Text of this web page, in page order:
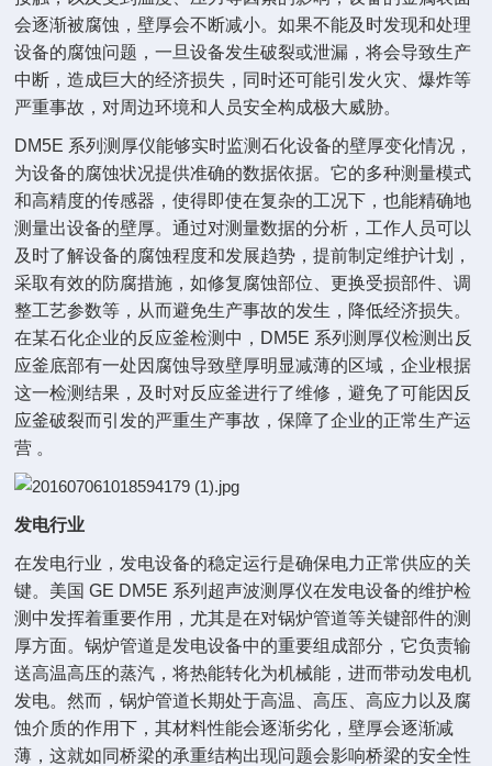
会逐渐被腐蚀，壁厚会不断减小。如果不能及时发现和处理
设备的腐蚀问题，一旦设备发生破裂或泄漏，将会导致生产
中断，造成巨大的经济损失，同时还可能引发火灾、爆炸等
严重事故，对周边环境和人员安全构成极大威胁。
DM5E 系列测厚仪能够实时监测石化设备的壁厚变化情况，
为设备的腐蚀状况提供准确的数据依据。它的多种测量模式
和高精度的传感器，使得即使在复杂的工况下，也能精确地
测量出设备的壁厚。通过对测量数据的分析，工作人员可以
及时了解设备的腐蚀程度和发展趋势，提前制定维护计划，
采取有效的防腐措施，如修复腐蚀部位、更换受损部件、调
整工艺参数等，从而避免生产事故的发生，降低经济损失。
在某石化企业的反应釜检测中，DM5E 系列测厚仪检测出反
应釜底部有一处因腐蚀导致壁厚明显减薄的区域，企业根据
这一检测结果，及时对反应釜进行了维修，避免了可能因反
应釜破裂而引发的严重生产事故，保障了企业的正常生产运
营 。
发电行业
在发电行业，发电设备的稳定运行是确保电力正常供应的关
键。美国 GE DM5E 系列超声波测厚仪在发电设备的维护检
测中发挥着重要作用，尤其是在对锅炉管道等关键部件的测
厚方面。锅炉管道是发电设备中的重要组成部分，它负责输
送高温高压的蒸汽，将热能转化为机械能，进而带动发电机
发电。然而，锅炉管道长期处于高温、高压、高应力以及腐
蚀介质的作用下，其材料性能会逐渐劣化，壁厚会逐渐减
薄，这就如同桥梁的承重结构出现问题会影响桥梁的安全性